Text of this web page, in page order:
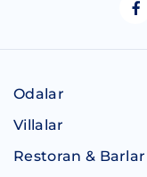
Odalar
Villalar
Restoran & Barlar